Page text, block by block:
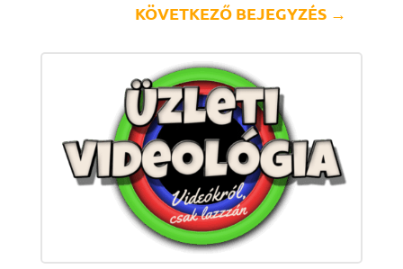
KÖVETKEZŐ BEJEGYZÉS →